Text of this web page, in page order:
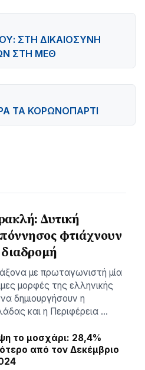
ΣΤΗ ΔΙΚΑΙΟΣΥΝΗ
ΣΤΗ ΜΕΘ
ΤΑ ΚΟΡΩΝΟΠΑΡΤΙ
Δυτική
φτιάχνουν
διαδρομή
με πρωταγωνιστή μία
μορφές της ελληνικής
δημιουργήσουν η
και η Περιφέρεια …
το μοσχάρι: 28,4%
από τον Δεκέμβριο